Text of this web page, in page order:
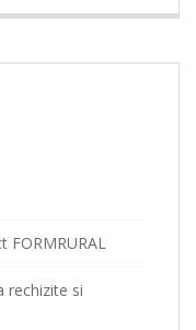
FORMRURAL
rechizite si